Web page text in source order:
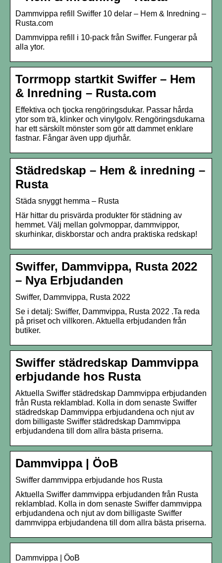
Dammvippa refill Swiffer 10 delar – Hem & Inredning –
Rusta.com
Dammvippa refill i 10-pack från Swiffer. Fungerar på
alla ytor.
Torrmopp startkit Swiffer – Hem
& Inredning – Rusta.com
Effektiva och tjocka rengöringsdukar. Passar hårda
ytor som trä, klinker och vinylgolv. Rengöringsdukarna
har ett särskilt mönster som gör att dammet enklare
fastnar. Fångar även upp djurhår.
Städredskap – Hem & inredning –
Rusta
Städa snyggt hemma – Rusta
Här hittar du prisvärda produkter för städning av
hemmet. Välj mellan golvmoppar, dammvippor,
skurhinkar, diskborstar och andra praktiska redskap!
Swiffer, Dammvippa, Rusta 2022
– Nya Erbjudanden
Swiffer, Dammvippa, Rusta 2022
Se i detalj: Swiffer, Dammvippa, Rusta 2022 .Ta reda
på priset och villkoren. Aktuella erbjudanden från
butiker.
Swiffer städredskap Dammvippa
erbjudande hos Rusta
Aktuella Swiffer städredskap Dammvippa erbjudanden
från Rusta reklamblad. Kolla in dom senaste Swiffer
städredskap Dammvippa erbjudandena och njut av
dom billigaste Swiffer städredskap Dammvippa
erbjudandena till dom allra bästa priserna.
Dammvippa | ÖoB
Swiffer dammvippa erbjudande hos Rusta
Aktuella Swiffer dammvippa erbjudanden från Rusta
reklamblad. Kolla in dom senaste Swiffer dammvippa
erbjudandena och njut av dom billigaste Swiffer
dammvippa erbjudandena till dom allra bästa priserna.
Dammvippa | ÖoB